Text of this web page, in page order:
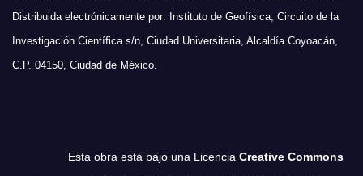
Distribuida electrónicamente por: Instituto de Geofísica, Circuito de la
Investigación Científica s/n, Ciudad Universitaria, Alcaldía Coyoacán,
C.P. 04150, Ciudad de México.
Esta obra está bajo una Licencia Creative Commons